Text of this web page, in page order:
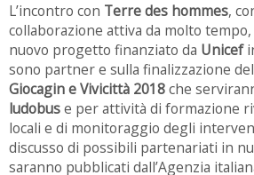
L’incontro con Terre des hommes,
collaborazione attiva da molto
nuovo progetto finanziato da Unicef
sono partner e sulla finalizzazione
Giocagin e Vivicittà 2018che
ludobuse per attività di formazione
locali e di monitoraggio degli
discusso di possibili partenariati in
saranno pubblicati dall’Agenzia